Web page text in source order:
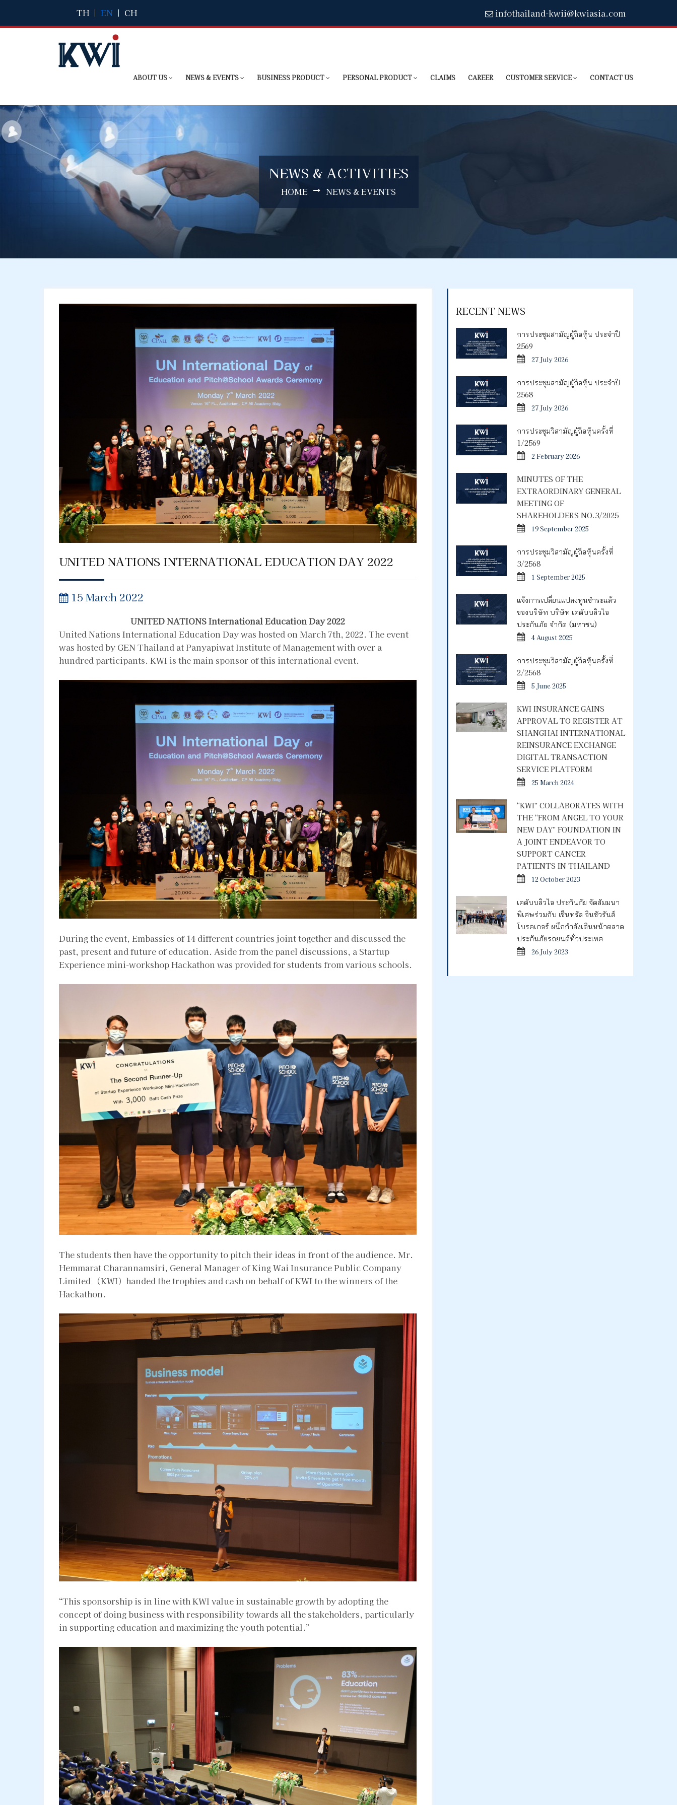
TH | EN | CH infothailand-kwii@kwiasia.com
ABOUT US NEWS & EVENTS BUSINESS PRODUCT PERSONAL PRODUCT CLAIMS CAREER CUSTOMER SERVICE CONTACT US
NEWS & ACTIVITIES
HOME NEWS & EVENTS
UNITED NATIONS INTERNATIONAL EDUCATION DAY 2022
15 March 2022
UNITED NATIONS International Education Day 2022
United Nations International Education Day was hosted on March 7th, 2022. The event
was hosted by GEN Thailand at Panyapiwat Institute of Management with over a
hundred participants. KWI is the main sponsor of this international event.
During the event, Embassies of 14 different countries joint together and discussed the
past, present and future of education. Aside from the panel discussions, a Startup
Experience mini-workshop Hackathon was provided for students from various schools.
The students then have the opportunity to pitch their ideas in front of the audience. Mr.
Hemmarat Charannamsiri, General Manager of King Wai Insurance Public Company
Limited （KWI）handed the trophies and cash on behalf of KWI to the winners of the
Hackathon.
“This sponsorship is in line with KWI value in sustainable growth by adopting the
concept of doing business with responsibility towards all the stakeholders, particularly
in supporting education and maximizing the youth potential.”
RECENT NEWS
การประชุมสามัญผู้ถือหุ้น ประจำปี
2569
27 July 2026
การประชุมสามัญผู้ถือหุ้น ประจำปี
2568
27 July 2026
การประชุมวิสามัญผู้ถือหุ้นครั้งที่
1/2569
2 February 2026
MINUTES OF THE
EXTRAORDINARY GENERAL
MEETING OF
SHAREHOLDERS NO.3/2025
19 September 2025
การประชุมวิสามัญผู้ถือหุ้นครั้งที่
3/2568
1 September 2025
แจ้งการเปลี่ยนแปลงทุนชำระแล้ว
ของบริษัท บริษัท เคดับบลิวไอ
ประกันภัย จำกัด (มหาชน)
4 August 2025
การประชุมวิสามัญผู้ถือหุ้นครั้งที่
2/2568
5 June 2025
KWI INSURANCE GAINS
APPROVAL TO REGISTER AT
SHANGHAI INTERNATIONAL
REINSURANCE EXCHANGE
DIGITAL TRANSACTION
SERVICE PLATFORM
25 March 2024
“KWI” COLLABORATES WITH
THE “FROM ANGEL TO YOUR
NEW DAY” FOUNDATION IN
A JOINT ENDEAVOR TO
SUPPORT CANCER
PATIENTS IN THAILAND
12 October 2023
เคดับบลิวไอ ประกันภัย จัดสัมมนา
พิเศษร่วมกับ เซ็นทรัล อินชัวรันส์
โบรคเกอร์ ผนึกกำลังเดินหน้าตลาด
ประกันภัยรถยนต์ทั่วประเทศ
26 July 2023